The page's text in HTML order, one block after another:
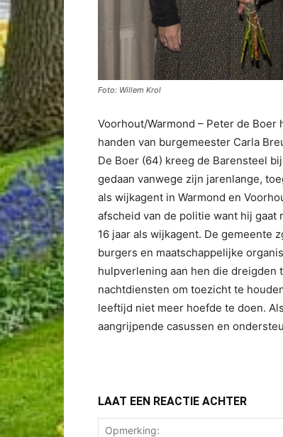
Foto: Willem Krol
Voorhout/Warmond – Peter de
handen van burgemeester Carla
De Boer (64) kreeg de Barensteel
gedaan vanwege zijn jarenlange,
als wijkagent in Warmond en
afscheid van de politie want hij
16 jaar als wijkagent. De gemeente
burgers en maatschappelijke
hulpverlening aan hen die dreigden
nachtdiensten om toezicht te
leeftijd niet meer hoefde te doen.
aangrijpende casussen en
LAAT EEN REACTIE ACHTER